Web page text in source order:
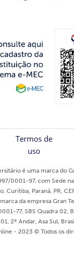
Termos de
uso
é uma marca do
0001-97, com Sede
Curitiba, Paraná, PR,
da empresa Gran
77, SBS Quadra 02,
2º Andar, Asa Sul,
- 2023 © Todos os